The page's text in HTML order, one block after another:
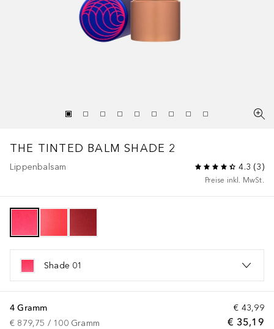
THE TINTED BALM SHADE 2
Lippenbalsam 4.3 (3)
Preise inkl. MwSt.
Shade 01
€ 43,99
€ 35,19
4 Gramm
€ 879,75 / 100 Gramm